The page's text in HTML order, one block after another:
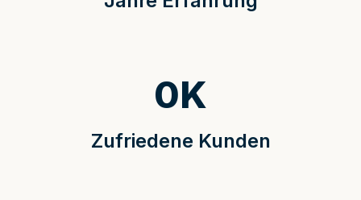
Zufriedene Kunden
0K